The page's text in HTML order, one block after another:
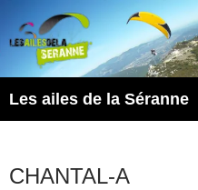
contenu
Les ailes de la Séranne
CHANTAL-A